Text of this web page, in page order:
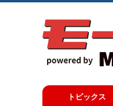
トピックス